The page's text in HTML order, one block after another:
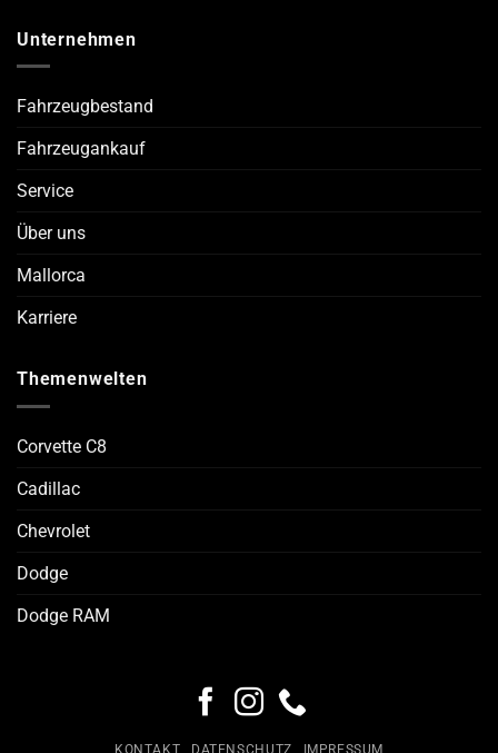
Unternehmen
Fahrzeugbestand
Fahrzeugankauf
Service
Über uns
Mallorca
Karriere
Themenwelten
Corvette C8
Cadillac
Chevrolet
Dodge
Dodge RAM
KONTAKT DATENSCHUTZ IMPRESSUM